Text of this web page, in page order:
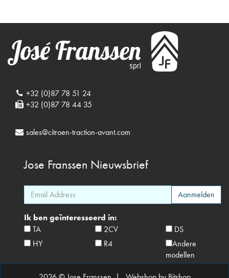
+32 (0)87 78 51 24
+32 (0)87 78 44 35
sales@citroen-traction-avant.com
Jose Franssen Nieuwsbrief
Ik ben geïnteresseerd in:
TA
2CV
DS
HY
R4
Andere
modellen